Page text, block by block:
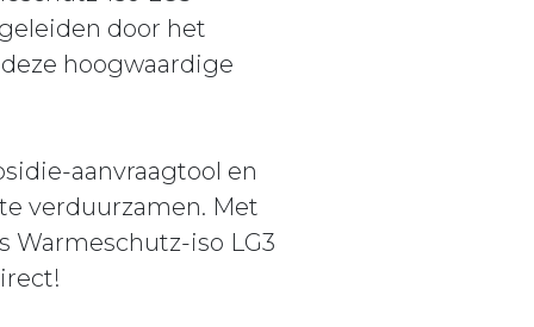
door het
hoogwaardige
aanvraagtool en
verduurzamen. Met
Warmeschutz-iso LG3